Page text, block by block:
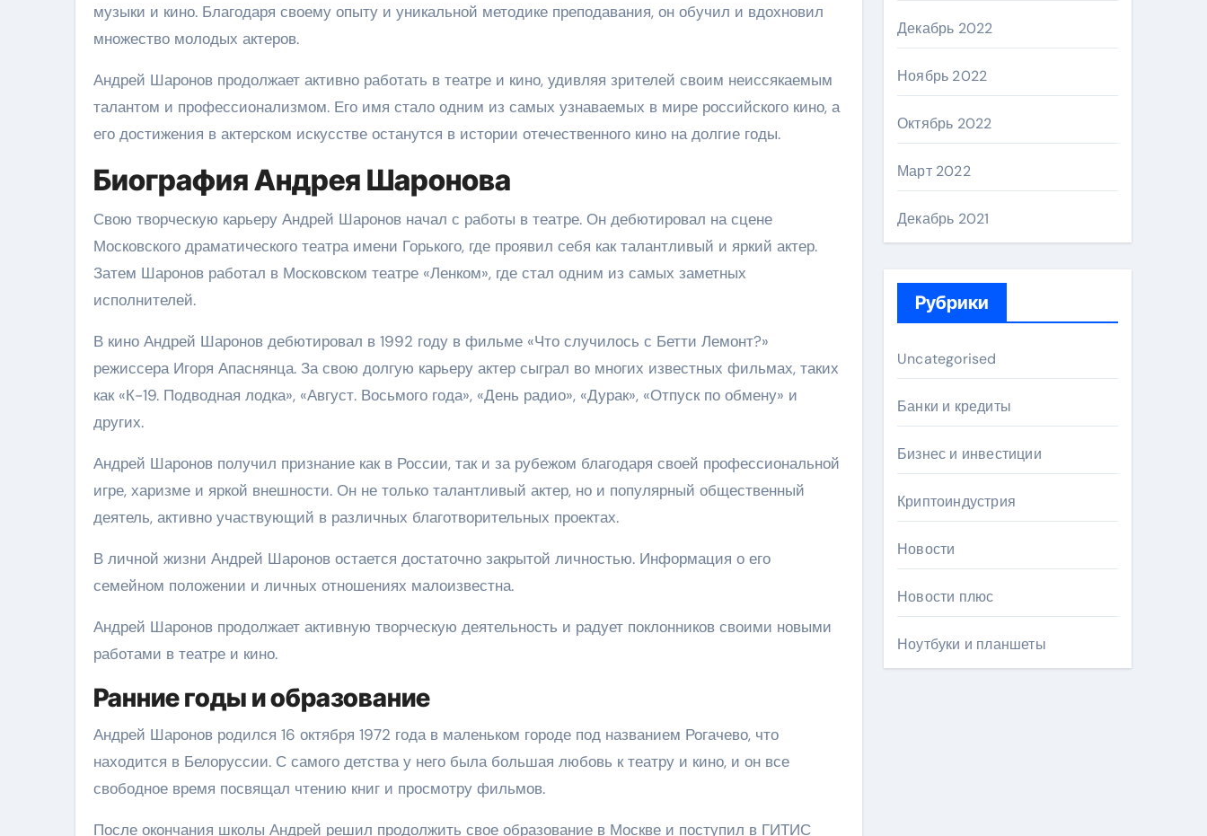
музыки и кино. Благодаря своему опыту и уникальной методике преподавания, он обучил и вдохновил
множество молодых актеров.
Андрей Шаронов продолжает активно работать в театре и кино, удивляя зрителей своим неиссякаемым
талантом и профессионализмом. Его имя стало одним из самых узнаваемых в мире российского кино, а
его достижения в актерском искусстве останутся в истории отечественного кино на долгие годы.
Биография Андрея Шаронова
Свою творческую карьеру Андрей Шаронов начал с работы в театре. Он дебютировал на сцене
Московского драматического театра имени Горького, где проявил себя как талантливый и яркий актер.
Затем Шаронов работал в Московском театре «Ленком», где стал одним из самых заметных
исполнителей.
В кино Андрей Шаронов дебютировал в 1992 году в фильме «Что случилось с Бетти Лемонт?»
режиссера Игоря Апаснянца. За свою долгую карьеру актер сыграл во многих известных фильмах, таких
как «К-19. Подводная лодка», «Август. Восьмого года», «День радио», «Дурак», «Отпуск по обмену» и
других.
Андрей Шаронов получил признание как в России, так и за рубежом благодаря своей профессиональной
игре, харизме и яркой внешности. Он не только талантливый актер, но и популярный общественный
деятель, активно участвующий в различных благотворительных проектах.
В личной жизни Андрей Шаронов остается достаточно закрытой личностью. Информация о его
семейном положении и личных отношениях малоизвестна.
Андрей Шаронов продолжает активную творческую деятельность и радует поклонников своими новыми
работами в театре и кино.
Ранние годы и образование
Андрей Шаронов родился 16 октября 1972 года в маленьком городе под названием Рогачево, что
находится в Белоруссии. С самого детства у него была большая любовь к театру и кино, и он все
свободное время посвящал чтению книг и просмотру фильмов.
После окончания школы Андрей решил продолжить свое образование в Москве и поступил в ГИТИС
Декабрь 2022
Ноябрь 2022
Октябрь 2022
Март 2022
Декабрь 2021
Рубрики
Uncategorised
Банки и кредиты
Бизнес и инвестиции
Криптоиндустрия
Новости
Новости плюс
Ноутбуки и планшеты